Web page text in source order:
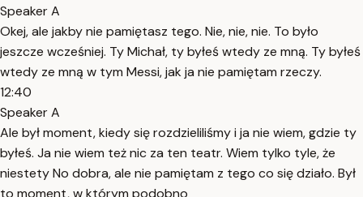
Speaker A
Okej, ale jakby nie pamiętasz tego. Nie, nie, nie. To było
jeszcze wcześniej. Ty Michał, ty byłeś wtedy ze mną. Ty byłeś
wtedy ze mną w tym Messi, jak ja nie pamiętam rzeczy.
12:40
Speaker A
Ale był moment, kiedy się rozdzieliliśmy i ja nie wiem, gdzie ty
byłeś. Ja nie wiem też nic za ten teatr. Wiem tylko tyle, że
niestety No dobra, ale nie pamiętam z tego co się działo. Był
to moment, w którym podobno